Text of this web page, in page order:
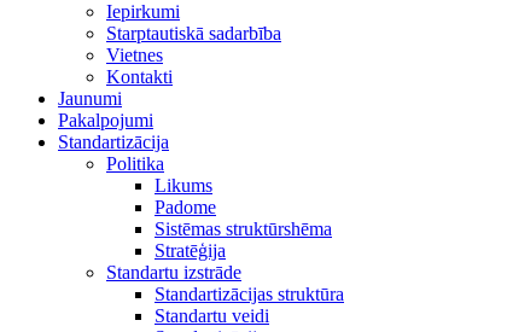
Iepirkumi
Starptautiskā sadarbība
Vietnes
Kontakti
Jaunumi
Pakalpojumi
Standartizācija
Politika
Likums
Padome
Sistēmas struktūrshēma
Stratēģija
Standartu izstrāde
Standartizācijas struktūra
Standartu veidi